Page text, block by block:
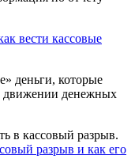
вести кассовые
деньги, которые
движении денежных
в кассовый разрыв.
разрыв и как его